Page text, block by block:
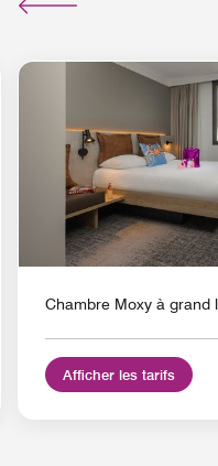
Chambre Moxy à grand
Afficher les tarifs